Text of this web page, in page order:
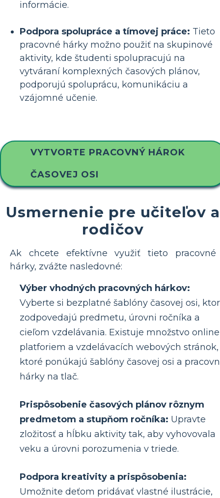
informácie.
Podpora spolupráce a tímovej práce: Tieto
pracovné hárky možno použiť na skupinové
aktivity, kde študenti spolupracujú na
vytváraní komplexných časových plánov,
podporujú spoluprácu, komunikáciu a
vzájomné učenie.
VYTVORTE PRACOVNÝ HÁROK
ČASOVEJ OSI
Usmernenie pre učiteľov a
rodičov
Ak chcete efektívne využiť tieto pracovné
hárky, zvážte nasledovné:
Výber vhodných pracovných hárkov:
Vyberte si bezplatné šablóny časovej osi,
zodpovedajú predmetu, úrovni ročníka a
cieľom vzdelávania. Existuje množstvo online
platforiem a vzdelávacích webových stránok,
ktoré ponúkajú šablóny časovej osi a
hárky na tlač.
Prispôsobenie časových plánov rôznym
predmetom a stupňom ročníka: Upravte
zložitosť a hĺbku aktivity tak, aby vyhovovala
veku a úrovni porozumenia v triede.
Podpora kreativity a prispôsobenia:
Umožnite deťom pridávať vlastné ilustrácie,